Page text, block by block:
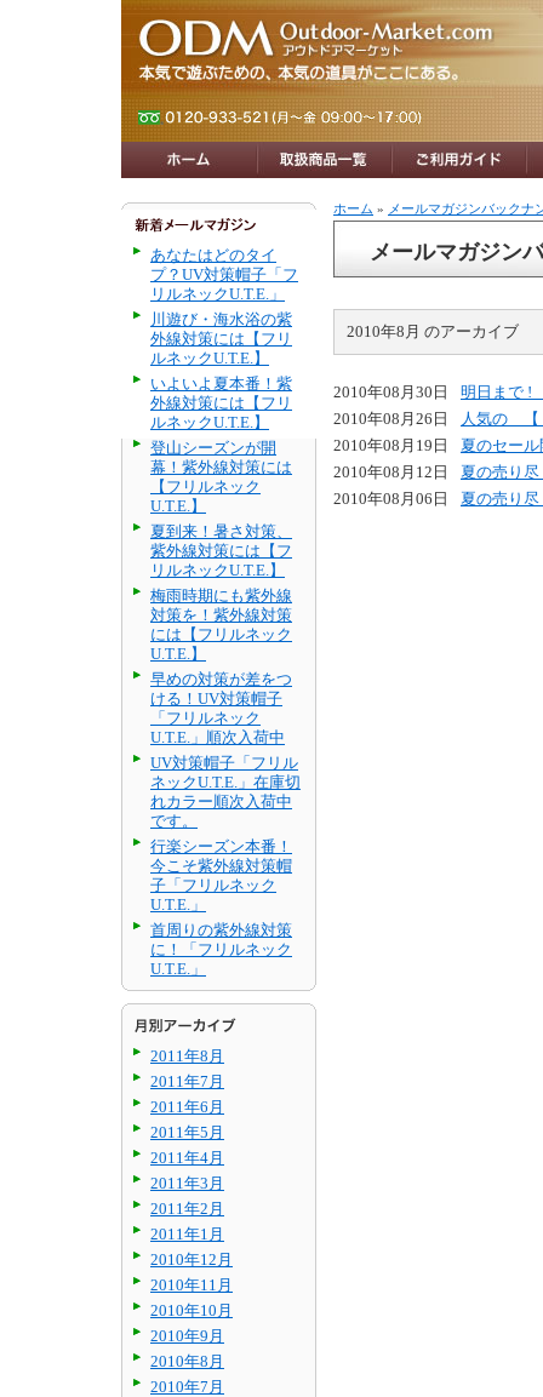
あなたはどのタイ
プ？UV対策帽子「フ
リルネックU.T.E.」
川遊び・海水浴の紫
外線対策には【フリ
ルネックU.T.E.】
いよいよ夏本番！紫
外線対策には【フリ
ルネックU.T.E.】
登山シーズンが開
幕！紫外線対策には
【フリルネック
U.T.E.】
夏到来！暑さ対策、
紫外線対策には【フ
リルネックU.T.E.】
梅雨時期にも紫外線
対策を！紫外線対策
には【フリルネック
U.T.E.】
早めの対策が差をつ
ける！UV対策帽子
「フリルネック
U.T.E.」順次入荷中
UV対策帽子「フリル
ネックU.T.E.」在庫切
れカラー順次入荷中
です。
行楽シーズン本番！
今こそ紫外線対策帽
子「フリルネック
U.T.E.」
首周りの紫外線対策
に！「フリルネック
U.T.E.」
2011年8月
2011年7月
2011年6月
2011年5月
2011年4月
2011年3月
2011年2月
2011年1月
2010年12月
2010年11月
2010年10月
2010年9月
2010年8月
2010年7月
ホーム » メールマガジンバックナ
メールマガジン
2010年8月 のアーカイブ
2010年08月30日
明日まで !
2010年08月26日
人気の 【
2010年08月19日
夏のセー
2010年08月12日
夏の売り
2010年08月06日
夏の売り